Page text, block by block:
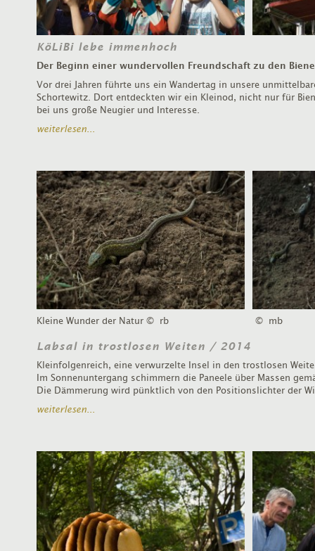
KöLiBi lebe immenhoch
Der Beginn einer wundervollen Freundschaft zu den
Vor drei Jahren führte uns ein Wandertag in unsere
Schortewitz. Dort entdeckten wir ein Kleinod, nicht nur für
bei uns große Neugier und Interesse.
weiterlesen...
Kleine Wunder der Natur © rb © mb
Labsal in trostlosen Weiten / 2014
Kleinfolgenreich, eine verwurzelte Insel in den trostlosen
Im Sonnenuntergang schimmern die Paneele über Massen
Die Dämmerung wird pünktlich von den Positionslichter der
weiterlesen...